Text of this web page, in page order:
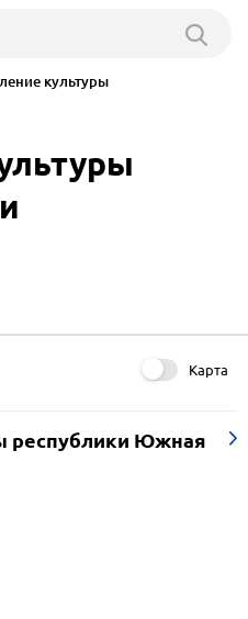
культуры
Карта
республики Южная